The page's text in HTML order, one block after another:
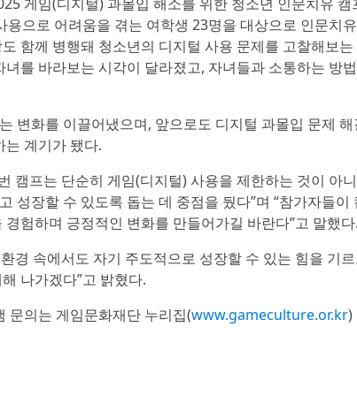
으로 어려움을 겪는 여학생 23명을 대상으로 인문치
함께 병행돼 청소년의 디지털 사용 문제를 고찰해보는
를 바라보는 시각이 달라졌고, 자녀들과 소통하는 방
변화를 이끌어냈으며, 앞으로도 디지털 과몰입 문제 해
는 계기가 됐다.
캠프는 단순히 게임(디지털) 사용을 제한하는 것이 아
성장할 수 있도록 돕는 데 중점을 뒀다”며 “참가자들이
험하며 긍정적인 변화를 만들어가길 바란다”고 말했다.
경 속에서도 자기 주도적으로 성장할 수 있는 힘을 기
나가겠다”고 밝혔다.
문의는 게임문화재단 누리집(www.gameculture.or.kr)